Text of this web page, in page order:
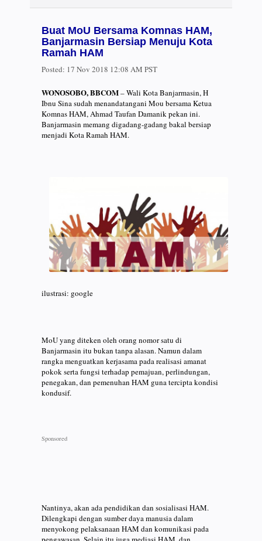
Buat MoU Bersama Komnas HAM,
Banjarmasin Bersiap Menuju Kota
Ramah HAM
Posted: 17 Nov 2018 12:08 AM PST
WONOSOBO, BBCOM– Wali Kota Banjarmasin, H
Ibnu Sina sudah menandatangani Mou bersama Ketua
Komnas HAM, Ahmad Taufan Damanik pekan ini.
Banjarmasin memang digadang-gadang bakal bersiap
menjadi Kota Ramah HAM.
ilustrasi: google
MoU yang diteken oleh orang nomor satu di
Banjarmasin itu bukan tanpa alasan. Namun dalam
rangka menguatkan kerjasama pada realisasi amanat
pokok serta fungsi terhadap pemajuan, perlindungan,
penegakan, dan pemenuhan HAM guna tercipta kondisi
kondusif.
Nantinya, akan ada pendidikan dan sosialisasi HAM.
Dilengkapi dengan sumber daya manusia dalam
menyokong pelaksanaan HAM dan komunikasi pada